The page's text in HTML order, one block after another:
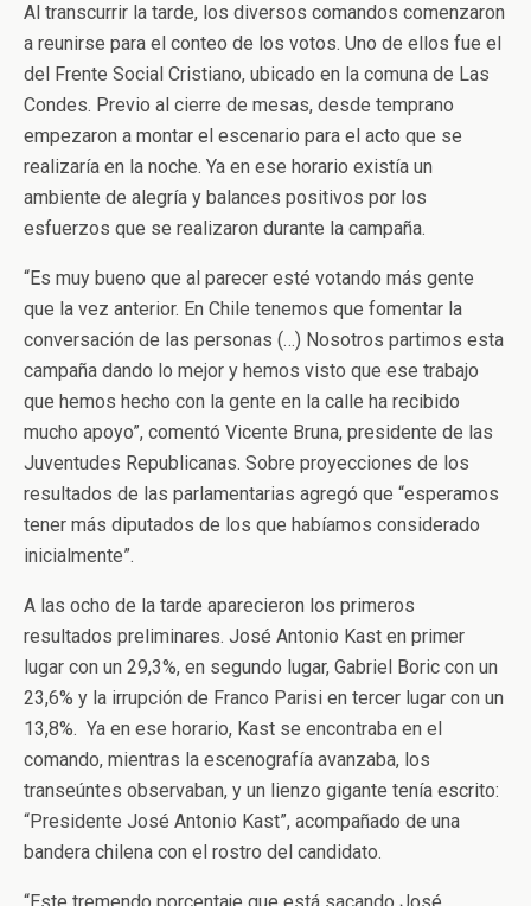
Al transcurrir la tarde, los diversos comandos comenzaron
a reunirse para el conteo de los votos. Uno de ellos fue el
del Frente Social Cristiano, ubicado en la comuna de Las
Condes. Previo al cierre de mesas, desde temprano
empezaron a montar el escenario para el acto que se
realizaría en la noche. Ya en ese horario existía un
ambiente de alegría y balances positivos por los
esfuerzos que se realizaron durante la campaña.
“Es muy bueno que al parecer esté votando más gente
que la vez anterior. En Chile tenemos que fomentar la
conversación de las personas (…) Nosotros partimos esta
campaña dando lo mejor y hemos visto que ese trabajo
que hemos hecho con la gente en la calle ha recibido
mucho apoyo”, comentó Vicente Bruna, presidente de las
Juventudes Republicanas. Sobre proyecciones de los
resultados de las parlamentarias agregó que “esperamos
tener más diputados de los que habíamos considerado
inicialmente”.
A las ocho de la tarde aparecieron los primeros
resultados preliminares. José Antonio Kast en primer
lugar con un 29,3%, en segundo lugar, Gabriel Boric con un
23,6% y la irrupción de Franco Parisi en tercer lugar con un
13,8%. Ya en ese horario, Kast se encontraba en el
comando, mientras la escenografía avanzaba, los
transeúntes observaban, y un lienzo gigante tenía escrito:
“Presidente José Antonio Kast”, acompañado de una
bandera chilena con el rostro del candidato.